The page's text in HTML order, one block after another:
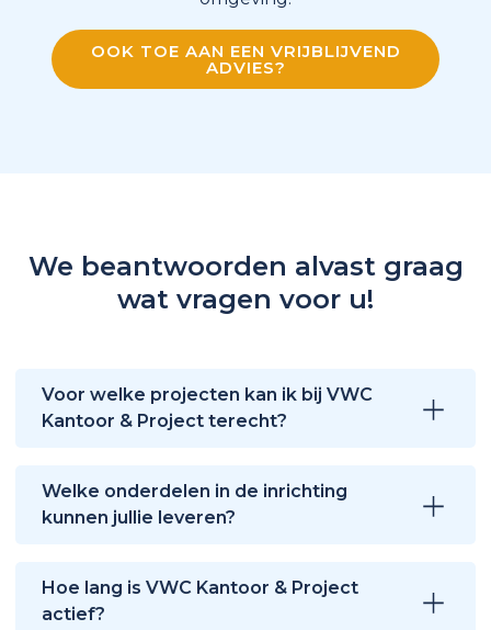
OOK TOE AAN EEN VRIJBLIJVEND
ADVIES?
We beantwoorden alvast graag
wat vragen voor u!
Voor welke projecten kan ik bij VWC
Kantoor & Project terecht?
Welke onderdelen in de inrichting
kunnen jullie leveren?
Hoe lang is VWC Kantoor & Project
actief?